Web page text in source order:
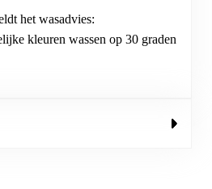
het wasadvies:
kleuren wassen op 30 graden